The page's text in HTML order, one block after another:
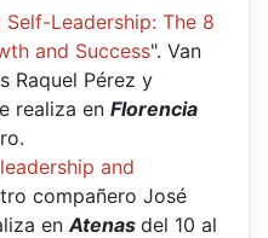
Leadership: The 8
and Success". Van
Raquel Pérez y
realiza en Florencia
and
compañero José
en Atenas del 10 al